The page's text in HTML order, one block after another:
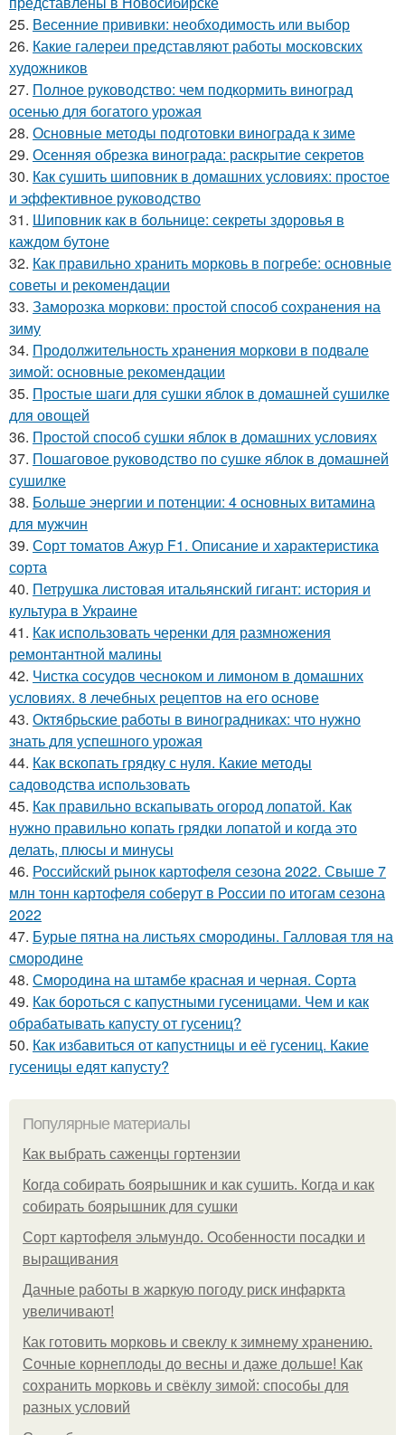
25. Весенние прививки: необходимость или выбор
26. Какие галереи представляют работы московских
художников
27. Полное руководство: чем подкормить виноград
осенью для богатого урожая
28. Основные методы подготовки винограда к зиме
29. Осенняя обрезка винограда: раскрытие секретов
30. Как сушить шиповник в домашних условиях: простое
и эффективное руководство
31. Шиповник как в больнице: секреты здоровья в
каждом бутоне
32. Как правильно хранить морковь в погребе: основные
советы и рекомендации
33. Заморозка моркови: простой способ сохранения на
зиму
34. Продолжительность хранения моркови в подвале
зимой: основные рекомендации
35. Простые шаги для сушки яблок в домашней сушилке
для овощей
36. Простой способ сушки яблок в домашних условиях
37. Пошаговое руководство по сушке яблок в домашней
сушилке
38. Больше энергии и потенции: 4 основных витамина
для мужчин
39. Сорт томатов Ажур F1. Описание и характеристика
сорта
40. Петрушка листовая итальянский гигант: история и
культура в Украине
41. Как использовать черенки для размножения
ремонтантной малины
42. Чистка сосудов чесноком и лимоном в домашних
условиях. 8 лечебных рецептов на его основе
43. Октябрьские работы в виноградниках: что нужно
знать для успешного урожая
44. Как вскопать грядку с нуля. Какие методы
садоводства использовать
45. Как правильно вскапывать огород лопатой. Как
нужно правильно копать грядки лопатой и когда это
делать, плюсы и минусы
46. Российский рынок картофеля сезона 2022. Свыше 7
млн тонн картофеля соберут в России по итогам сезона
2022
47. Бурые пятна на листьях смородины. Галловая тля на
смородине
48. Смородина на штамбе красная и черная. Сорта
49. Как бороться с капустными гусеницами. Чем и как
обрабатывать капусту от гусениц?
50. Как избавиться от капустницы и её гусениц. Какие
гусеницы едят капусту?
Популярные материалы
Как выбрать саженцы гортензии
Когда собирать боярышник и как сушить. Когда и как
собирать боярышник для сушки
Сорт картофеля эльмундо. Особенности посадки и
выращивания
Дачные работы в жаркую погоду риск инфаркта
увеличивают!
Как готовить морковь и свеклу к зимнему хранению.
Сочные корнеплоды до весны и даже дольше! Как
сохранить морковь и свёклу зимой: способы для
разных условий